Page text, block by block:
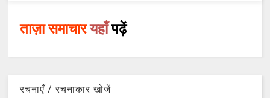
ताज़ा समाचारयहाँपढ़ें
रचनाएँ / रचनाकार खोजें